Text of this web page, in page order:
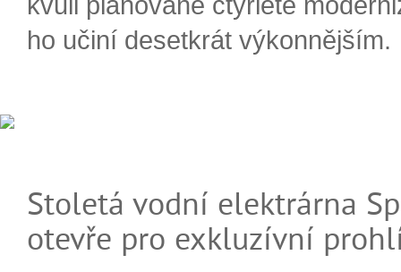
ho učiní desetkrát výkonnějším.
Stoletá vodní elektrárna
otevře pro exkluzívní